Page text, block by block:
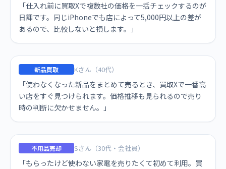
「仕入れ前に買取Xで複数社の価格を一括チェックするのが
日課です。同じiPhoneでも店によって5,000円以上の差が
あるので、比較しないと損します。」
新品買取 Kさん（40代）
「使わなくなった新品をまとめて売るとき、買取Xで一番高
い店をすぐ見つけられます。価格推移も見られるので売り
時の判断に欠かせません。」
不用品売却 Sさん（30代・会社員）
「もらったけど使わない家電を売りたくて初めて利用。買